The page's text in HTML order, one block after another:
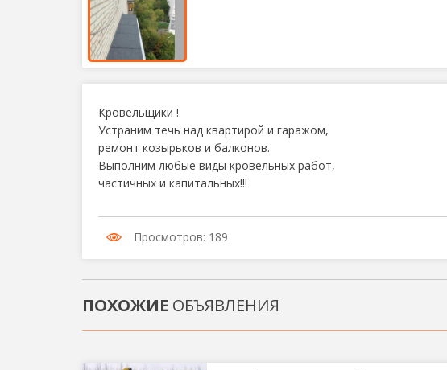
Кровельщики !
Устраним течь над квартирой и гаражом,
ремонт козырьков и балконов.
Выполним любые виды кровельных работ,
частичных и капитальных!!!
Просмотров: 189
ПОХОЖИЕ ОБЪЯВЛЕНИЯ